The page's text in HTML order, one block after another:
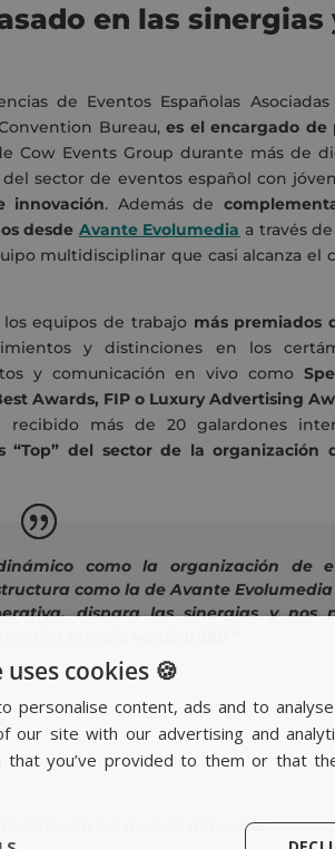
en las sinergias
de Eventos Españolas Asociadas
Bureau,es el encargado de
Cow Events Group durante más de
sector de eventos español con
innovación. Además de
desde Avante Evolumedia a través
multidisciplinar que casi alcanza el
equipos de trabajo más premiados
y distinciones en los
y comunicación en vivo como
Awards, FIP o Luxury Advertising
más de 20 galardones
“Top” del sector de la organización
como la organización de
como la de Avante Evolumedia
dispara las sinergias y nos
en los medios del sector:
cookies 🍪
personalise content, ads and to
our site with our advertising and
that you’ve provided to them or that